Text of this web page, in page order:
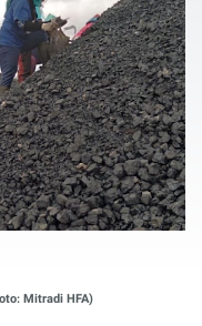
Mitradi HFA)